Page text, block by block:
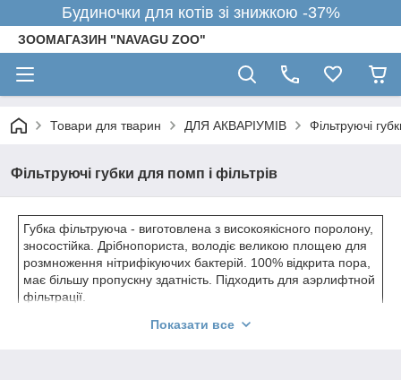
Будиночки для котів зі знижкою -37%
ЗООМАГАЗИН "NAVAGU ZOO"
Товари для тварин ДЛЯ АКВАРІУМІВ Фільтруючі
Фільтруючі губки для помп і фільтрів
Губка фільтруюча - виготовлена з високоякісного поролону,
зносостійка. Дрібнопориста, володіє великою площею для
розмноження нітрифікуючих бактерій. 100% відкрита пора,
має більшу пропускну здатність. Підходить для аэрлифтной
фільтрації.
У зоомагазині TopFishZoo р. Київ, вул. Драгоманова 42, 36
Показати все